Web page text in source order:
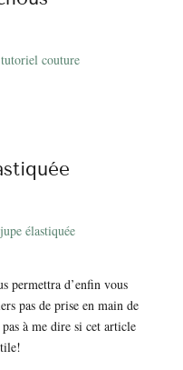
permettra d’enfin vous
pas de prise en main de
à me dire si cet article